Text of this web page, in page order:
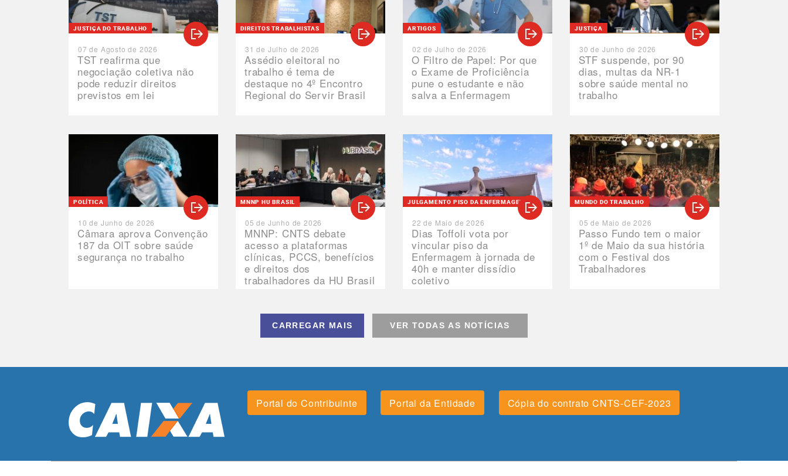
TST reafirma que
negociação coletiva não
pode reduzir direitos
previstos em lei
JUSTIÇA DO TRABALHO
07 de Agosto de 2026
Assédio eleitoral no
trabalho é tema de
destaque no 4º Encontro
Regional do Servir Brasil
DIREITOS TRABALHISTAS
31 de Julho de 2026
O Filtro de Papel: Por que
o Exame de Proficiência
pune o estudante e não
salva a Enfermagem
ARTIGOS
02 de Julho de 2026
STF suspende, por 90
dias, multas da NR-1
sobre saúde mental no
trabalho
JUSTIÇA
30 de Junho de 2026
Câmara aprova Convenção
187 da OIT sobre saúde
segurança no trabalho
POLÍTICA
10 de Junho de 2026
MNNP: CNTS debate
acesso a plataformas
clínicas, PCCS, benefícios
e direitos dos
trabalhadores da HU Brasil
MNNP HU BRASIL
05 de Junho de 2026
Dias Toffoli vota por
vincular piso da
Enfermagem à jornada de
40h e manter dissídio
coletivo
JULGAMENTO PISO DA ENFERMAGEM
22 de Maio de 2026
Passo Fundo tem o maior
1º de Maio da sua história
com o Festival dos
Trabalhadores
MUNDO DO TRABALHO
05 de Maio de 2026
CARREGAR MAIS VER TODAS AS NOTÍCIAS
Portal do Contribuinte Portal da Entidade Cópia do contrato CNTS-CEF-2023